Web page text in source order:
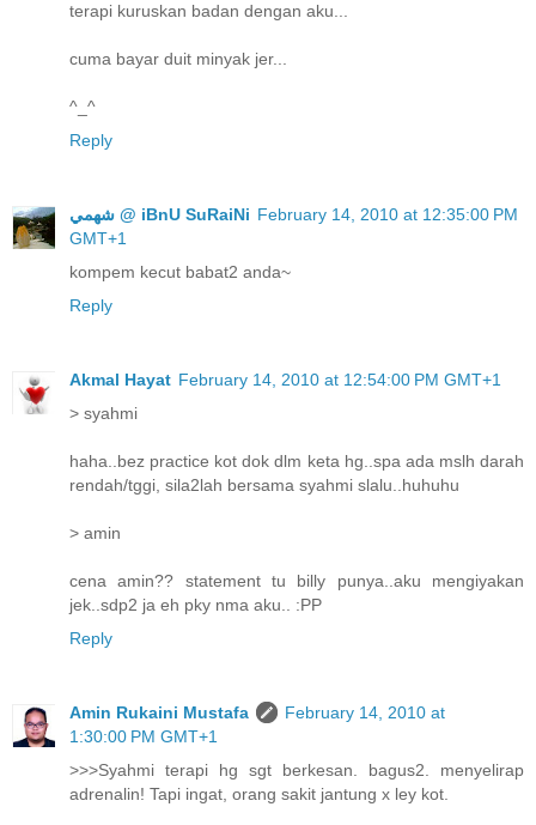
terapi kuruskan badan dengan aku...
cuma bayar duit minyak jer...
^_^
Reply
ﺷﻬﻤﻲ @ iBnU SuRaiNi February 14, 2010 at 12:35:00 PM
GMT+1
kompem kecut babat2 anda~
Reply
Akmal Hayat February 14, 2010 at 12:54:00 PM GMT+1
> syahmi
haha..bez practice kot dok dlm keta hg..spa ada mslh darah
rendah/tggi, sila2lah bersama syahmi slalu..huhuhu
> amin
cena amin?? statement tu billy punya..aku mengiyakan
jek..sdp2 ja eh pky nma aku.. :PP
Reply
Amin Rukaini Mustafa
February 14, 2010 at
1:30:00 PM GMT+1
>>>Syahmi terapi hg sgt berkesan. bagus2. menyelirap
adrenalin! Tapi ingat, orang sakit jantung x ley kot.